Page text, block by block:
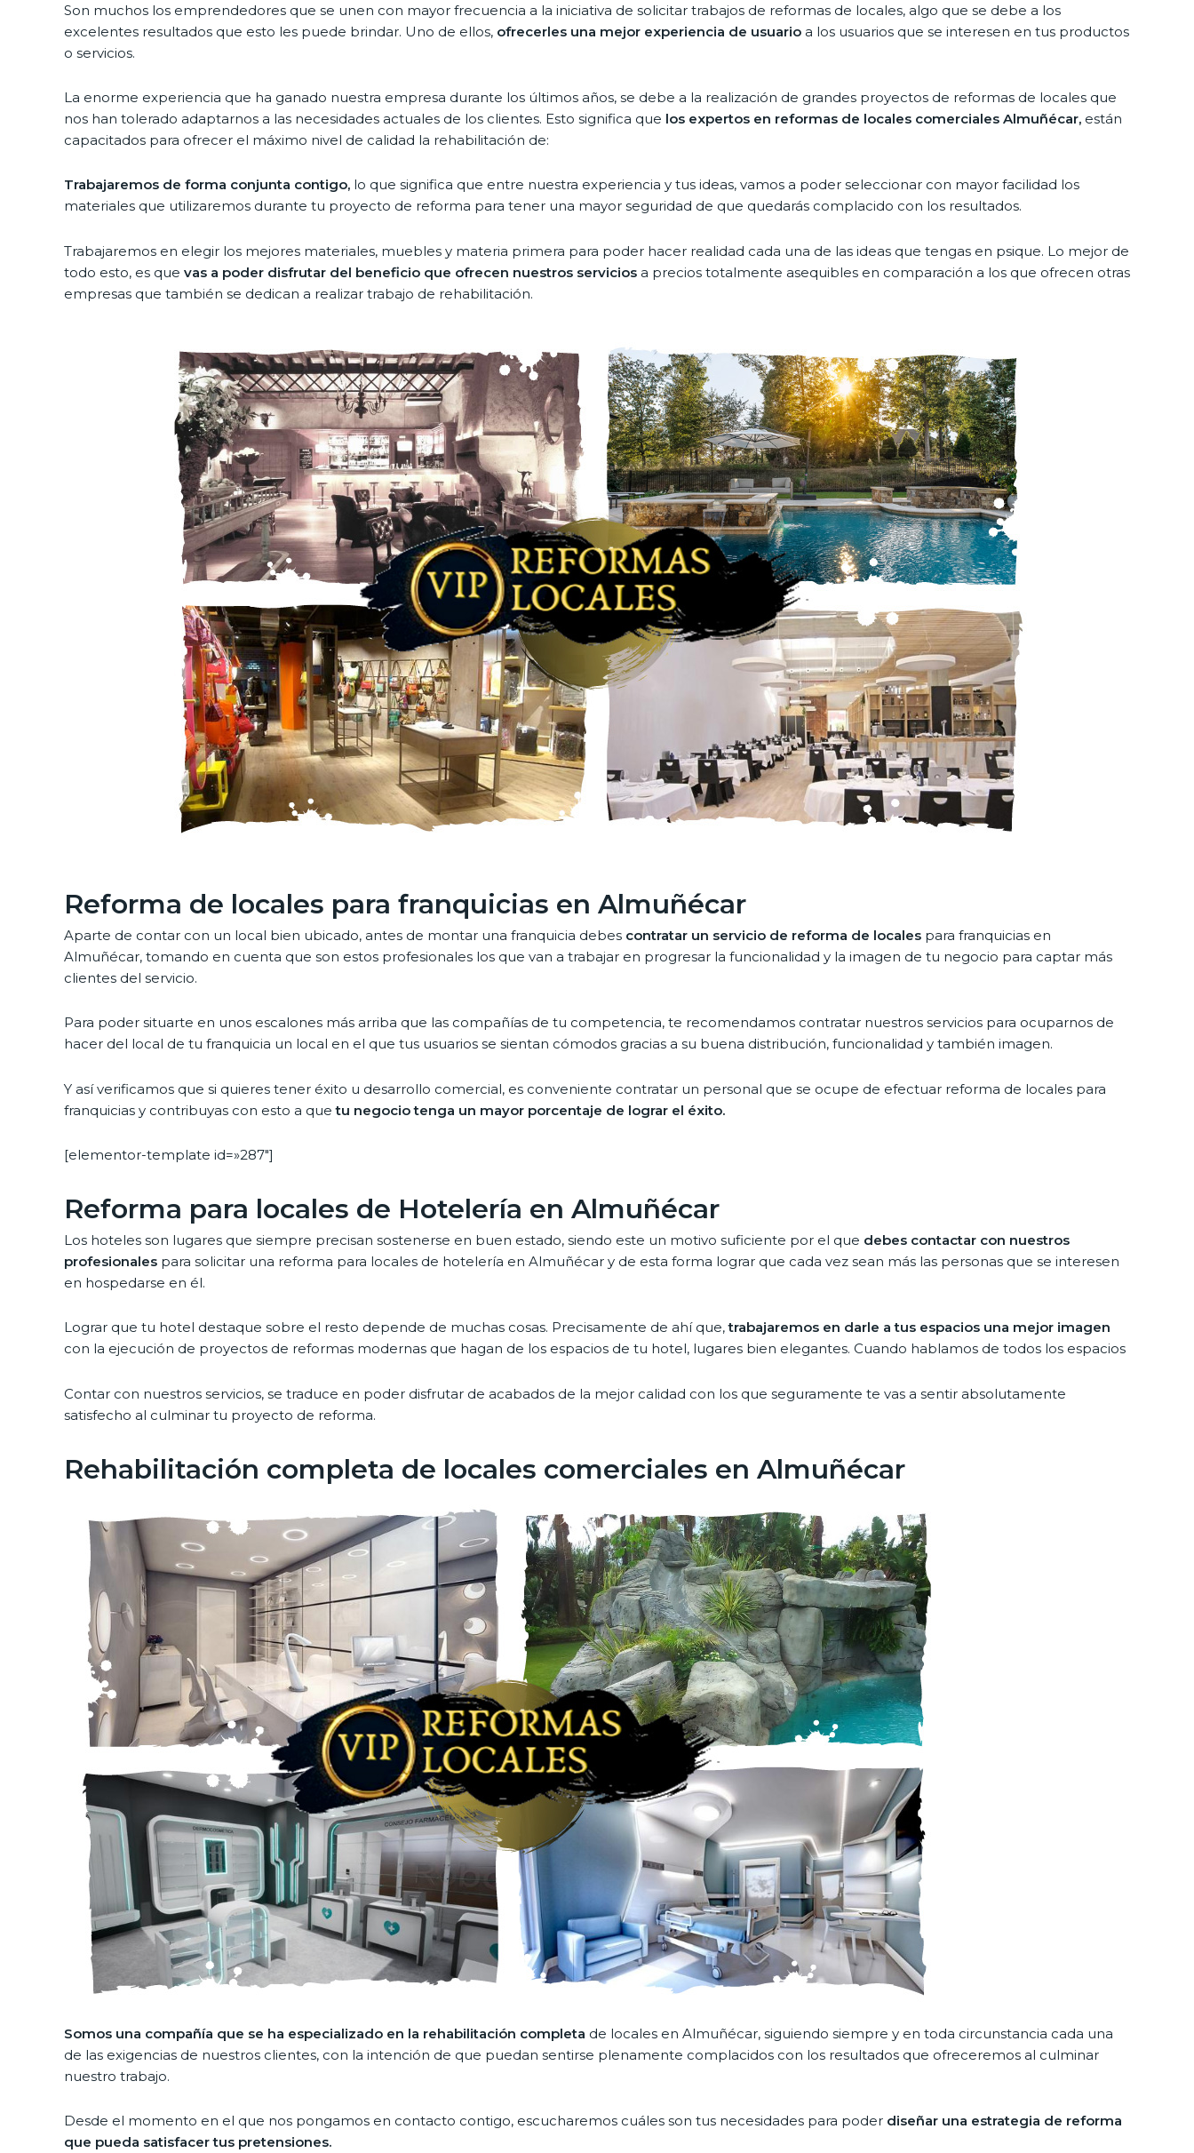
Son muchos los emprendedores que se unen con mayor frecuencia a la iniciativa de solicitar trabajos de reformas de locales, algo que se debe a los
excelentes resultados que esto les puede brindar. Uno de ellos, ofrecerles una mejor experiencia de usuario a los usuarios que se interesen en tus productos
o servicios.
La enorme experiencia que ha ganado nuestra empresa durante los últimos años, se debe a la realización de grandes proyectos de reformas de locales que
nos han tolerado adaptarnos a las necesidades actuales de los clientes. Esto significa que los expertos en reformas de locales comerciales Almuñécar, están
capacitados para ofrecer el máximo nivel de calidad la rehabilitación de:
Trabajaremos de forma conjunta contigo, lo que significa que entre nuestra experiencia y tus ideas, vamos a poder seleccionar con mayor facilidad los
materiales que utilizaremos durante tu proyecto de reforma para tener una mayor seguridad de que quedarás complacido con los resultados.
Trabajaremos en elegir los mejores materiales, muebles y materia primera para poder hacer realidad cada una de las ideas que tengas en psique. Lo mejor de
todo esto, es que vas a poder disfrutar del beneficio que ofrecen nuestros servicios a precios totalmente asequibles en comparación a los que ofrecen otras
empresas que también se dedican a realizar trabajo de rehabilitación.
Reforma de locales para franquicias en Almuñécar
Aparte de contar con un local bien ubicado, antes de montar una franquicia debes contratar un servicio de reforma de locales para franquicias en
Almuñécar, tomando en cuenta que son estos profesionales los que van a trabajar en progresar la funcionalidad y la imagen de tu negocio para captar más
clientes del servicio.
Para poder situarte en unos escalones más arriba que las compañías de tu competencia, te recomendamos contratar nuestros servicios para ocuparnos de
hacer del local de tu franquicia un local en el que tus usuarios se sientan cómodos gracias a su buena distribución, funcionalidad y también imagen.
Y así verificamos que si quieres tener éxito u desarrollo comercial, es conveniente contratar un personal que se ocupe de efectuar reforma de locales para
franquicias y contribuyas con esto a quetu negocio tenga un mayor porcentaje de lograr el éxito.
[elementor-template id=»287″]
Reforma para locales de Hotelería en Almuñécar
Los hoteles son lugares que siempre precisan sostenerse en buen estado, siendo este un motivo suficiente por el que debes contactar con nuestros
profesionales para solicitar una reforma para locales de hotelería en Almuñécar y de esta forma lograr que cada vez sean más las personas que se interesen
en hospedarse en él.
Lograr que tu hotel destaque sobre el resto depende de muchas cosas. Precisamente de ahí que,trabajaremos en darle a tus espacios una mejor imagen
con la ejecución de proyectos de reformas modernas que hagan de los espacios de tu hotel, lugares bien elegantes. Cuando hablamos de todos los espacios
Contar con nuestros servicios, se traduce en poder disfrutar de acabados de la mejor calidad con los que seguramente te vas a sentir absolutamente
satisfecho al culminar tu proyecto de reforma.
Rehabilitación completa de locales comerciales en Almuñécar
Somos una compañía que se ha especializado en la rehabilitación completa de locales en Almuñécar, siguiendo siempre y en toda circunstancia cada una
de las exigencias de nuestros clientes, con la intención de que puedan sentirse plenamente complacidos con los resultados que ofreceremos al culminar
nuestro trabajo.
Desde el momento en el que nos pongamos en contacto contigo, escucharemos cuáles son tus necesidades para poder diseñar una estrategia de reforma
que pueda satisfacer tus pretensiones.